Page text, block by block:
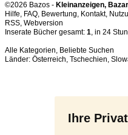
Ihre
©2026 Bazos - Kleinanzeigen, Bazar
Hilfe, FAQ, Bewertung, Kontakt,
RSS,
Inserate Bücher gesamt: 1, in 24
Alle Kategorien, Beliebte Suchen
Länder: Österreich, Tschechien,